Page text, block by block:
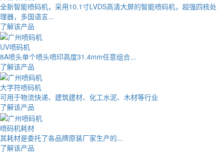
全新智能喷码机，采用10.1寸LVDS高清大屏的智能喷码机，超强四核处
理器，多国语言...
了解该产品
UV喷码机
8A喷头单个喷头喷印高度31.4mm任意组合...
了解该产品
大字符喷码机
可用于物流快递、建筑建材、化工水泥、木材等行业
了解该产品
喷码机耗材
其耗材是委托了各品牌原装厂家生产的...
了解该产品